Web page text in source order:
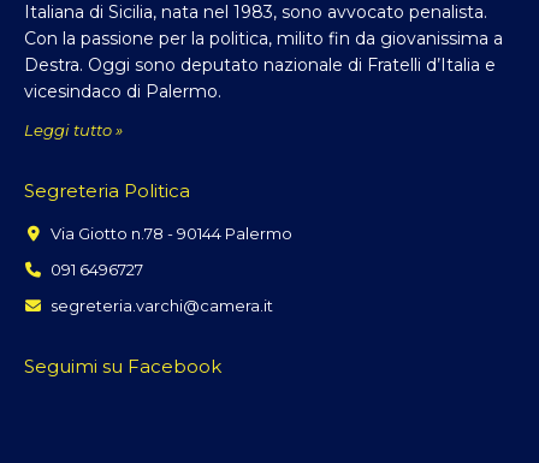
Italiana di Sicilia, nata nel 1983, sono avvocato penalista.
Con la passione per la politica, milito fin da giovanissima a
Destra. Oggi sono deputato nazionale di Fratelli d’Italia e
vicesindaco di Palermo.
Leggi tutto »
Segreteria Politica
Via Giotto n.78 - 90144 Palermo
091 6496727
segreteria.varchi@camera.it
Seguimi su Facebook